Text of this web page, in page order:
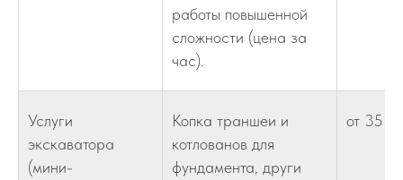
работы повышенной
сложности (цена за
час).
Услуги
экскаватора
(мини-
Копка траншеи и
котлованов для
фундамента, други
от 35